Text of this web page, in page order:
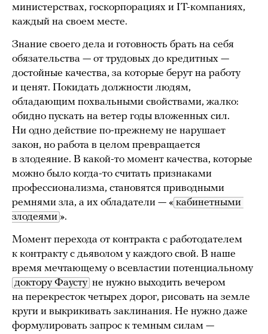
министерствах, госкорпорациях и IT-компаниях,
каждый на своем месте.
Знание своего дела и готовность брать на себя
обязательства — от трудовых до кредитных —
достойные качества, за которые берут на работу
и ценят. Покидать должности людям,
обладающим похвальными свойствами, жалко:
обидно пускать на ветер годы вложенных сил.
Ни одно действие по-прежнему не нарушает
закон, но работа в целом превращается
в злодеяние. В какой-то момент качества, которые
можно было когда-то считать признаками
профессионализма, становятся приводными
ремнями зла, а их обладатели — « кабинетными
злодеями ».
Момент перехода от контракта с работодателем
к контракту с дьяволом у каждого свой. В наше
время мечтающему о всевластии потенциальному
доктору Фаусту не нужно выходить вечером
на перекресток четырех дорог, рисовать на земле
круги и выкрикивать заклинания. Не нужно даже
формулировать запрос к темным силам —